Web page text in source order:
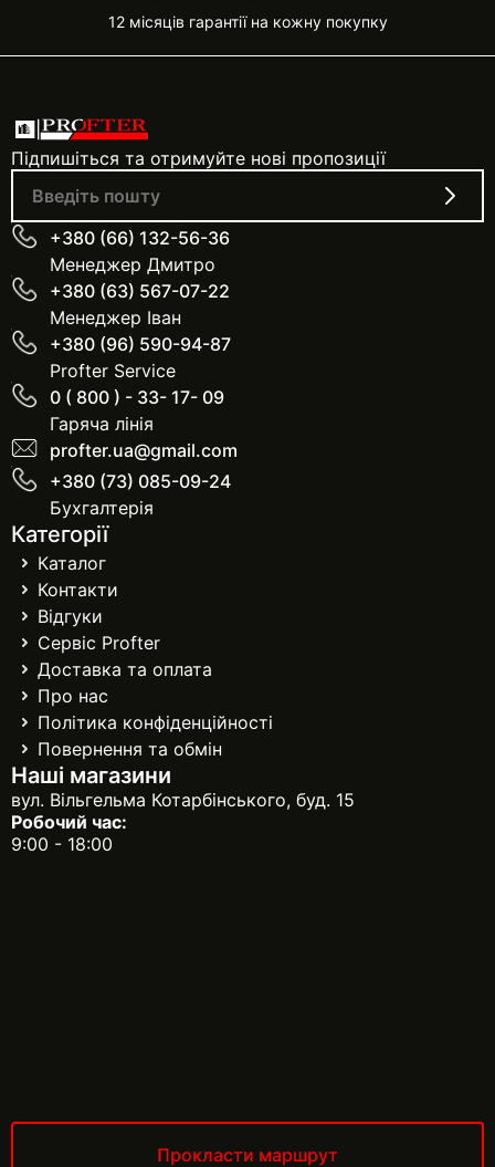
12 місяців гарантії на кожну покупку
Підпишіться та отримуйте нові пропозиції
+380 (66) 132-56-36
Менеджер Дмитро
+380 (63) 567-07-22
Менеджер Іван
+380 (96) 590-94-87
Profter Service
0 ( 800 ) - 33- 17- 09
Гаряча лінія
profter.ua@gmail.com
+380 (73) 085-09-24
Бухгалтерія
Категорії
Каталог
Контакти
Відгуки
Сервіс Profter
Доставка та оплата
Про нас
Політика конфіденційності
Повернення та обмін
Наші магазини
вул. Вільгельма Котарбінського, буд. 15
Робочий час:
9:00 - 18:00
Прокласти маршрут